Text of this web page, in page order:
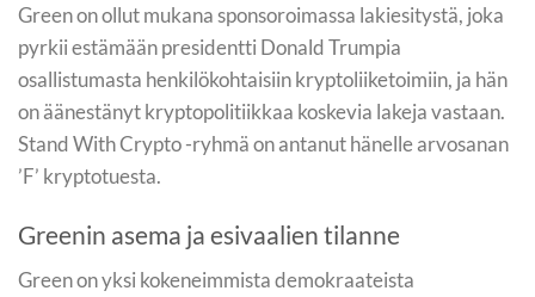
Green on ollut mukana sponsoroimassa lakiesitystä, joka
pyrkii estämään presidentti Donald Trumpia
osallistumasta henkilökohtaisiin kryptoliiketoimiin, ja hän
on äänestänyt kryptopolitiikkaa koskevia lakeja vastaan.
Stand With Crypto -ryhmä on antanut hänelle arvosanan
’F’ kryptotuesta.
Greenin asema ja esivaalien tilanne
Green on yksi kokeneimmista demokraateista